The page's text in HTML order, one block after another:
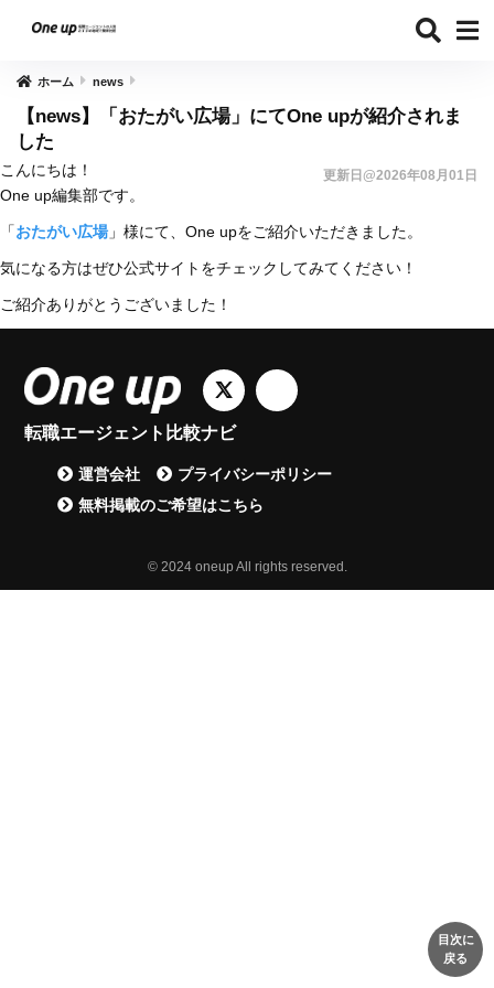
ホーム news
【news】「おたがい広場」にてOne upが紹介されま
した
更新日@2026年08月01日
こんにちは！
One up編集部です。
「おたがい広場」様にて、One upをご紹介いただきました。
気になる方はぜひ公式サイトをチェックしてみてください！
ご紹介ありがとうございました！
目次に
戻る
転職エージェント比較ナビ
運営会社
プライバシーポリシー
無料掲載のご希望はこちら
© 2024 oneup All rights reserved.